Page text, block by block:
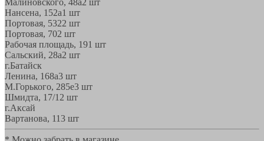
Нансена, 152а1 шт
Портовая, 5322 шт
Портовая, 702 шт
Рабочая площадь, 191 шт
Сальский, 28a2 шт
г.Батайск
Ленина, 168а3 шт
М.Горького, 285е3 шт
Шмидта, 17/1 2 шт
г.Аксай
Вартанова, 113 шт